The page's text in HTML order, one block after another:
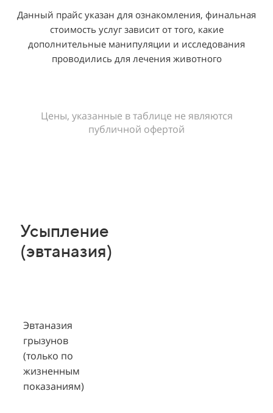
Данный прайс указан для ознакомления, финальная
стоимость услуг зависит от того, какие
дополнительные манипуляции и исследования
проводились для лечения животного
Цены, указанные в таблице не являются
публичной офертой
Усыпление
(эвтаназия)
Эвтаназия
грызунов
(только по
жизненным
показаниям)